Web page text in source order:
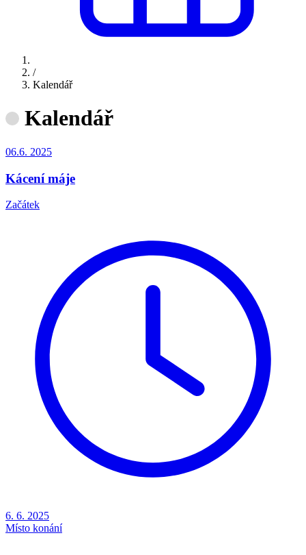
/
Kalendář
Kalendář
06.6. 2025
Kácení máje
Začátek
6. 6. 2025
Místo konání